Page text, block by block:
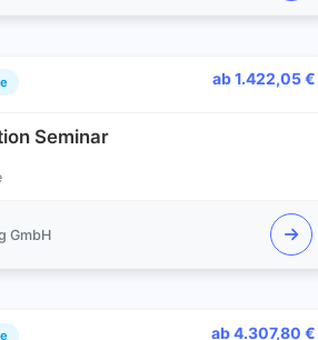
ab 1.422,05 €
Seminar
GmbH
ab 4.307,80 €